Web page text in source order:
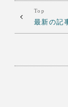
Top
最新の記